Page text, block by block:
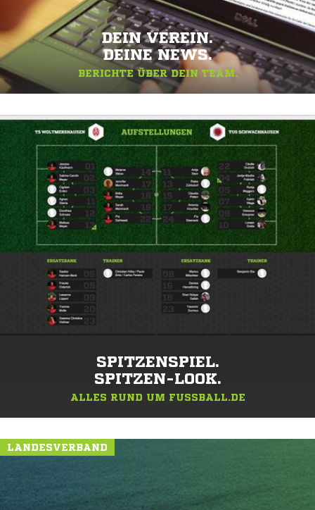
DEIN VEREIN.
DEINE NEWS.
BERICHTE ÜBER DEIN TEAM.
SPITZENSPIEL.
SPITZEN-LOOK.
ALLES RUND UM FUSSBALL.DE
LANDESVERBAND